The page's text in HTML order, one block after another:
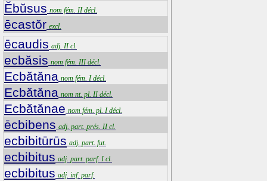
Ĕbŭsus nom fém. II décl.
ēcastŏr excl.
ēcaudis adj. II cl.
ecbăsis nom fém. III décl.
Ecbătăna nom fém. I décl.
Ecbătăna nom nt. pl. II décl.
Ecbătănae nom fém. pl. I décl.
ēcbibens adj. part. prés. II cl.
ecbibitūrūs adj. part. fut.
ecbibitus adj. part. parf. I cl.
ecbibitus adj. inf. parf.